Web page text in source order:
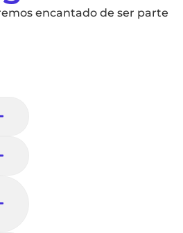
encantado de ser parte